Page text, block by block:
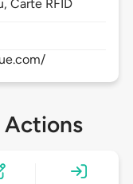
Carte RFID
Actions